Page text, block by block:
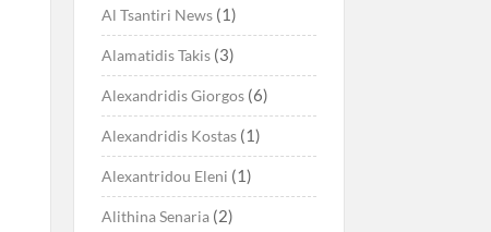
Al Tsantiri News(1)
Alamatidis Takis(3)
Alexandridis Giorgos(6)
Alexandridis Kostas(1)
Alexantridou Eleni (1)
Alithina Senaria(2)